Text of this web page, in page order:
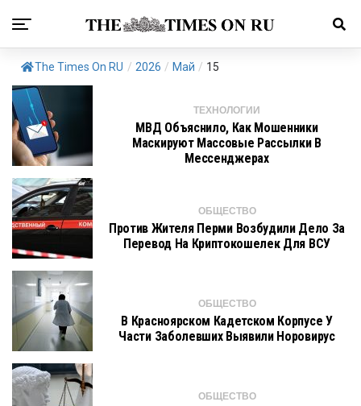
The Times On RU / 2026 / Май / 15
ТЕХНОЛОГИИ
МВД Объяснило, Как Мошенники
Маскируют Массовые Рассылки В
Мессенджерах
ОБЩЕСТВО
Против Жителя Перми Возбудили Дело За
Перевод На Криптокошелек Для ВСУ
ОБЩЕСТВО
В Красноярском Кадетском Корпусе У
Части Заболевших Выявили Норовирус
ОБЩЕСТВО